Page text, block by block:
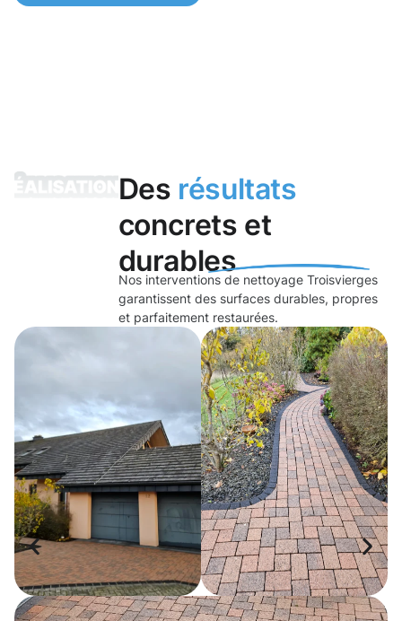
Des résultats
concrets et
durables
Nos interventions de nettoyage Troisvierges
garantissent des surfaces durables, propres
et parfaitement restaurées.